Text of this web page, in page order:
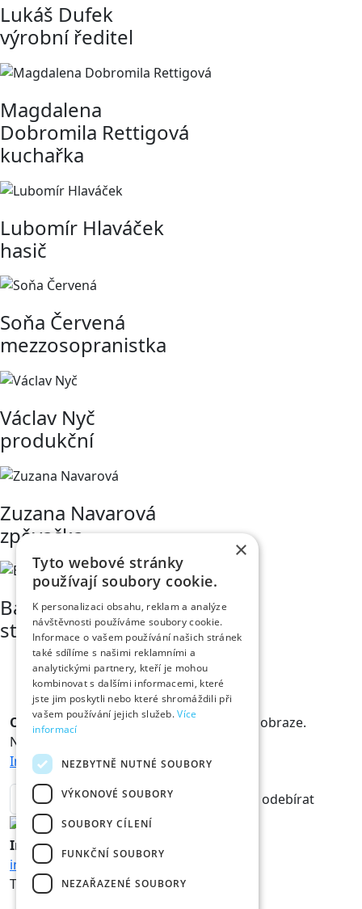
Lukáš Dufek
výrobní ředitel
Magdalena
Dobromila Rettigová
kuchařka
Lubomír Hlaváček
hasič
Soňa Červená
mezzosopranistka
Václav Nyč
produkční
Zuzana Navarová
zpěvačka
Bára Chaloupková
studentka
Odběr novinekKrálové a Královny jsou v obraze.
Novinky vám rádi doručíme na mail.
Informace o zpracování osobních údajů
odebírat
Informace
info@hk800.cz
T:
+420 734 561 247
×
Tyto webové stránky
používají soubory cookie.
K personalizaci obsahu, reklam a analýze
návštěvnosti používáme soubory cookie.
Informace o vašem používání našich stránek
také sdílíme s našimi reklamními a
analytickými partnery, kteří je mohou
kombinovat s dalšími informacemi, které
jste jim poskytli nebo které shromáždili při
vašem používání jejich služeb.Více
informací
NEZBYTNĚ NUTNÉ SOUBORY
VÝKONOVÉ SOUBORY
SOUBORY CÍLENÍ
FUNKČNÍ SOUBORY
NEZAŘAZENÉ SOUBORY